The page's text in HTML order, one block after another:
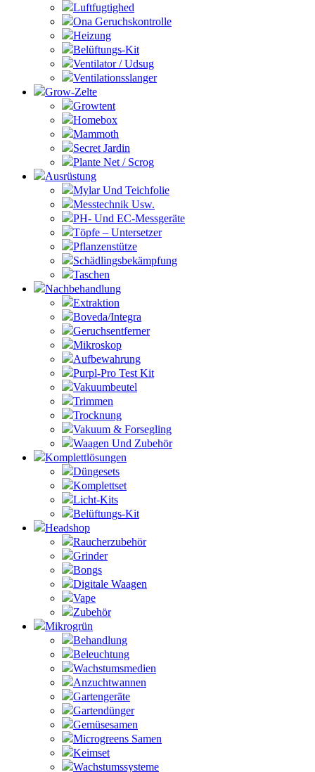
Luftfugtighed
Ona Geruchskontrolle
Heizung
Belüftungs-Kit
Ventilator / Udsug
Ventilationsslanger
Grow-Zelte
Growtent
Homebox
Mammoth
Secret Jardin
Plante Net / Scrog
Ausrüstung
Mylar Und Teichfolie
Messtechnik Usw.
PH- Und EC-Messgeräte
Töpfe – Untersetzer
Pflanzenstütze
Schädlingsbekämpfung
Taschen
Nachbehandlung
Extraktion
Boveda/Integra
Geruchsentferner
Mikroskop
Aufbewahrung
Purpl-Pro Test Kit
Vakuumbeutel
Trimmen
Trocknung
Vakuum & Forsegling
Waagen Und Zubehör
Komplettlösungen
Düngesets
Komplettset
Licht-Kits
Belüftungs-Kit
Headshop
Raucherzubehör
Grinder
Bongs
Digitale Waagen
Vape
Zubehör
Mikrogrün
Behandlung
Beleuchtung
Wachstumsmedien
Anzuchtwannen
Gartengeräte
Gartendünger
Gemüsesamen
Microgreens Samen
Keimset
Wachstumssysteme